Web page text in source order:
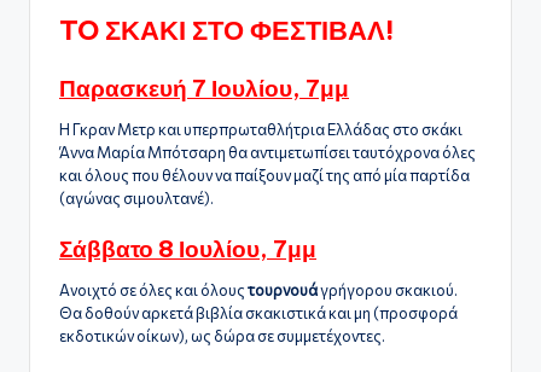
TO ΣΚΑΚΙ ΣΤΟ ΦΕΣΤΙΒΑΛ!
Παρασκευή 7 Ιουλίου, 7μμ
Η Γκραν Μετρ και υπερπρωταθλήτρια Ελλάδας στο σκάκι
Άννα Μαρία Μπότσαρη θα αντιμετωπίσει ταυτόχρονα όλες
και όλους που θέλουν να παίξουν μαζί της από μία παρτίδα
(αγώνας σιμουλτανέ).
Σάββατο 8 Ιουλίου, 7μμ
Ανοιχτό σε όλες και όλουςτουρνουάγρήγορου σκακιού.
Θα δοθούν αρκετά βιβλία σκακιστικά και μη (προσφορά
εκδοτικών οίκων), ως δώρα σε συμμετέχοντες.